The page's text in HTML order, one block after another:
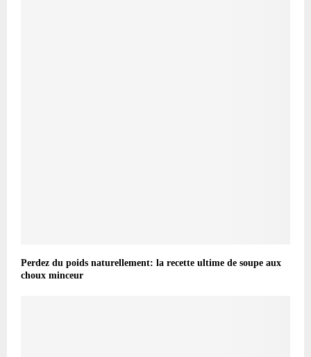
Perdez du poids naturellement: la recette ultime de soupe aux
choux minceur